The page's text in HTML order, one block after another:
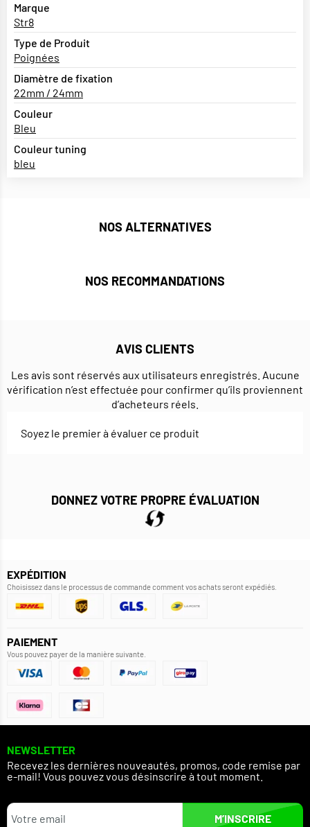
Marque
Str8
Type de Produit
Poignées
Diamètre de fixation
22mm / 24mm
Couleur
Bleu
Couleur tuning
bleu
NOS ALTERNATIVES
NOS RECOMMANDATIONS
AVIS CLIENTS
Les avis sont réservés aux utilisateurs enregistrés. Aucune
vérification n’est effectuée pour confirmer qu’ils proviennent
d’acheteurs réels.
Soyez le premier à évaluer ce produit
DONNEZ VOTRE PROPRE ÉVALUATION
EXPÉDITION
Choisissez dans le processus de commande comment vos achats seront expédiés.
PAIEMENT
Vous pouvez payer de la manière suivante.
NEWSLETTER
Recevez les dernières nouveautés, promos, code remise par
e-mail! Vous pouvez vous désinscrire à tout moment.
M’INSCRIRE